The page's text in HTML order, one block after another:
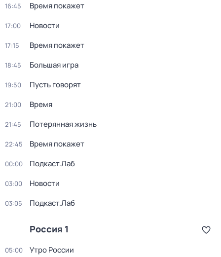
16:45 Время покажет
17:00 Новости
17:15 Время покажет
18:45 Большая игра
19:50 Пусть говорят
21:00 Время
21:45 Потерянная жизнь
22:45 Время покажет
00:00 Подкаст.Лаб
03:00 Новости
03:05 Подкаст.Лаб
Россия 1
05:00 Утро России